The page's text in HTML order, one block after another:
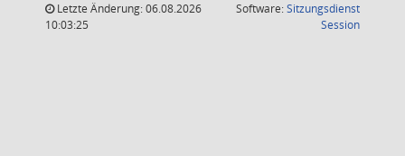
Letzte Änderung: 06.08.2026
10:03:25
Software:Sitzungsdienst
Session(Wird in